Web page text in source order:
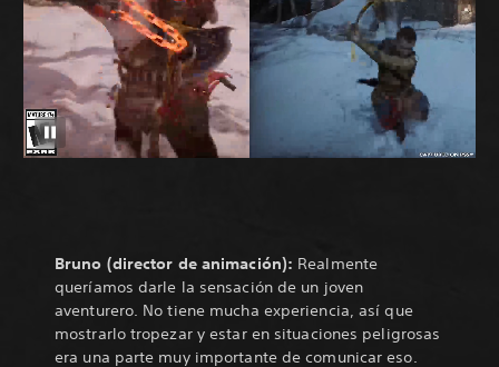
Bruno (director de animación): Realmente
queríamos darle la sensación de un joven
aventurero. No tiene mucha experiencia, así que
mostrarlo tropezar y estar en situaciones peligrosas
era una parte muy importante de comunicar eso.